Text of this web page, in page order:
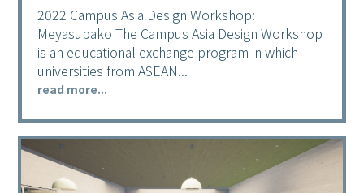
2022 Campus Asia Design Workshop:
Meyasubako The Campus Asia Design Workshop
is an educational exchange program in which
universities from ASEAN...
read more...